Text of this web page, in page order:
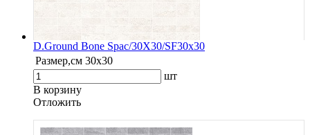
D.Ground Bone Spac/30X30/SF30x30
Размер,см 30x30
шт
В корзину
Oтложить